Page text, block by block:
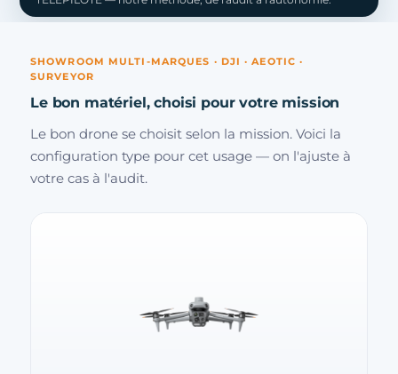
SHOWROOM MULTI-MARQUES · DJI · AEOTIC ·
SURVEYOR
Le bon matériel, choisi pour votre mission
Le bon drone se choisit selon la mission. Voici la
configuration type pour cet usage — on l'ajuste à
votre cas à l'audit.